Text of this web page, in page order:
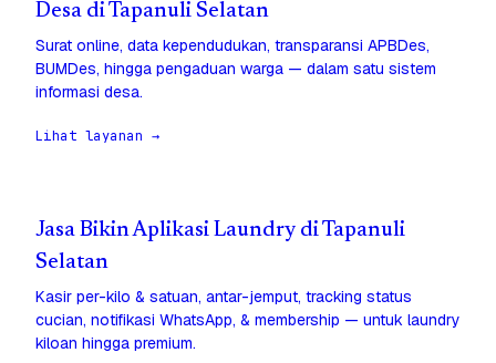
Desa di Tapanuli Selatan
Surat online, data kependudukan, transparansi APBDes,
BUMDes, hingga pengaduan warga — dalam satu sistem
informasi desa.
Lihat layanan →
Jasa Bikin Aplikasi Laundry di Tapanuli
Selatan
Kasir per-kilo & satuan, antar-jemput, tracking status
cucian, notifikasi WhatsApp, & membership — untuk laundry
kiloan hingga premium.